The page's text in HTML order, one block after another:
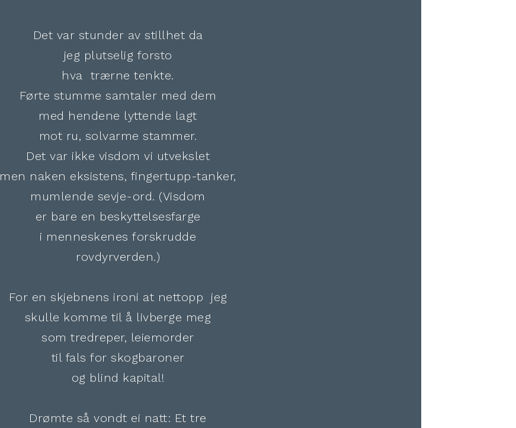
Det var stunder av stillhet da
jeg plutselig forsto
hva trærne tenkte.
Førte stumme samtaler med dem
med hendene lyttende lagt
mot ru, solvarme stammer.
Det var ikke visdom vi utvekslet
men naken eksistens, fingertupp-tanker,
mumlende sevje-ord. (Visdom
er bare en beskyttelsesfarge
i menneskenes forskrudde
rovdyrverden.)
For en skjebnens ironi at nettopp jeg
skulle komme til å livberge meg
som tredreper, leiemorder
til fals for skogbaroner
og blind kapital!
Drømte så vondt ei natt: Et tre